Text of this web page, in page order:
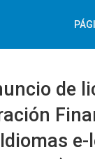
de
e-